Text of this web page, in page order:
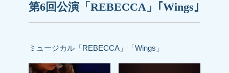
第6回公演「REBECCA」｢Wings｣
ミュージカル「REBECCA」「Wings」